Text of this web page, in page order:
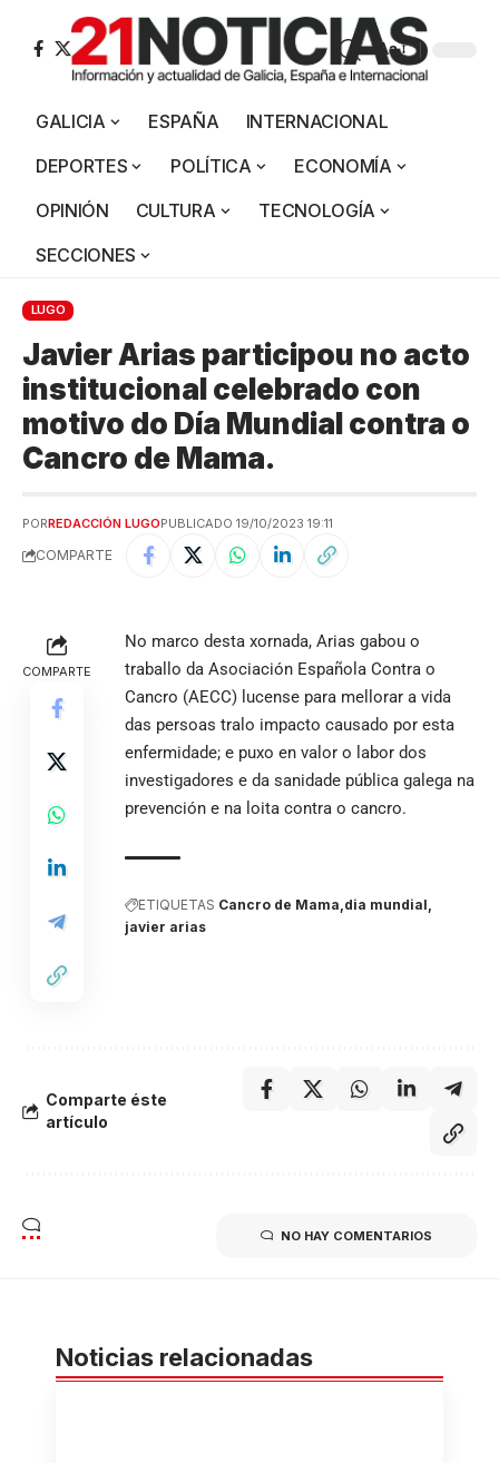
Aa
GALICIA ESPAÑA
INTERNACIONAL
DEPORTES
POLÍTICA
ECONOMÍA
OPINIÓN
CULTURA
TECNOLOGÍA
SECCIONES
LUGO
Javier Arias participou no acto
institucional celebrado con
motivo do Día Mundial contra o
Cancro de Mama.
PORREDACCIÓN LUGOPUBLICADO 19/10/2023 19:11
COMPARTE
COMPARTE
No marco desta xornada, Arias gabou o
traballo da Asociación Española Contra o
Cancro (AECC) lucense para mellorar a vida
das persoas tralo impacto causado por esta
enfermidade; e puxo en valor o labor dos
investigadores e da sanidade pública galega na
prevención e na loita contra o cancro.
ETIQUETAS Cancro de Mama dia mundial
javier arias
Comparte éste
artículo
NO HAY COMENTARIOS
Noticias relacionadas